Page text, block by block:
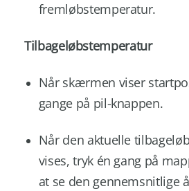
fremløbstemperatur.
Tilbageløbstemperatur
Når skærmen viser
gange på pil-knappen.
Når den aktuelle
vises, tryk én gang på
at se den gennemsnitlige